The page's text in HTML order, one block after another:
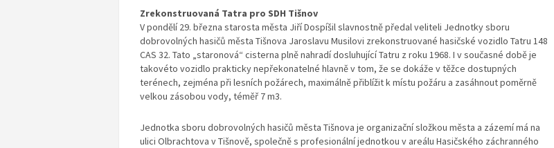
Zrekonstruovaná Tatra pro SDH Tišnov
V pondělí 29. března starosta města Jiří Dospíšil slavnostně předal veliteli Jednotky sboru
dobrovolných hasičů města Tišnova Jaroslavu Musilovi zrekonstruované hasičské vozidlo Tatru 148
CAS 32. Tato „staronová“ cisterna plně nahradí dosluhující Tatru z roku 1968. I v současné době je
takovéto vozidlo prakticky nepřekonatelné hlavně v tom, že se dokáže v těžce dostupných
terénech, zejména při lesních požárech, maximálně přiblížit k místu požáru a zasáhnout poměrně
velkou zásobou vody, téměř 7 m3.
Jednotka sboru dobrovolných hasičů města Tišnova je organizační složkou města a zázemí má na
ulici Olbrachtova v Tišnově, společně s profesionální jednotkou v areálu Hasičského záchranného